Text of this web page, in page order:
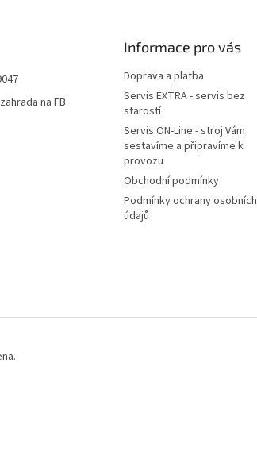
na FB
Informace pro vás
Doprava a platba
Servis EXTRA - servis bez
starostí
Servis ON-Line - stroj Vám
sestavíme a připravíme k
provozu
Obchodní podmínky
Podmínky ochrany osobních
údajů